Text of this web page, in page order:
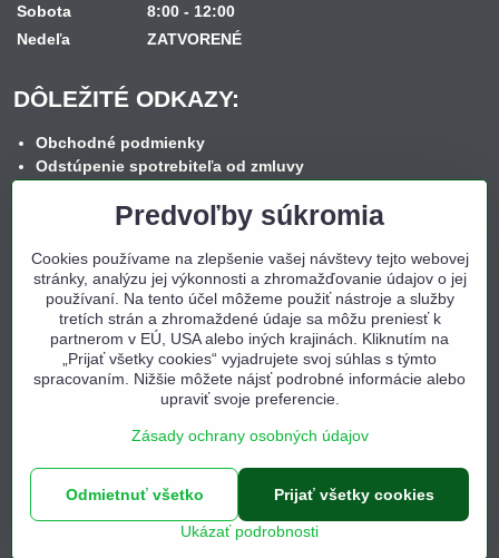
Sobota
8:00 - 12:00
Nedeľa
ZATVORENÉ
DÔLEŽITÉ ODKAZY:
Obchodné podmienky
Odstúpenie spotrebiteľa od zmluvy
Reklamačný formulár
Spôsob platby
Nákup na splátky
Ochrana osobných údajov
Cookies
Kontakt
©
Copyright
Predvoľby súkromiaZásady ochrany osobných údajov
Vytvorené pomocou:BiznisWeb.sk
Predvoľby súkromia
Cookies používame na zlepšenie vašej návštevy tejto webovej
stránky, analýzu jej výkonnosti a zhromažďovanie údajov o jej
používaní. Na tento účel môžeme použiť nástroje a služby
tretích strán a zhromaždené údaje sa môžu preniesť k
partnerom v EÚ, USA alebo iných krajinách. Kliknutím na
„Prijať všetky cookies“ vyjadrujete svoj súhlas s týmto
spracovaním. Nižšie môžete nájsť podrobné informácie alebo
upraviť svoje preferencie.
Zásady ochrany osobných údajov
Ukázať podrobnosti
Prijať všetky cookies
Odmietnuť všetko